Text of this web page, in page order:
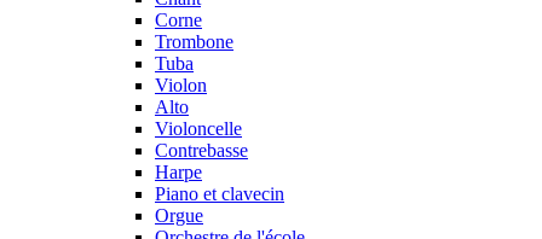
Corne
Trombone
Tuba
Violon
Alto
Violoncelle
Contrebasse
Harpe
Piano et clavecin
Orgue